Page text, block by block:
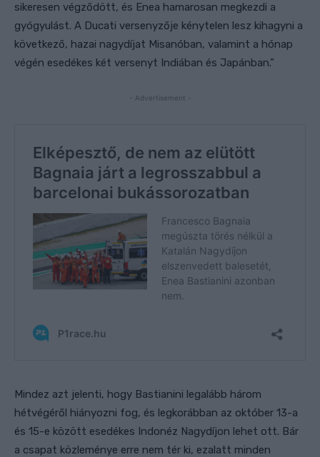
sikeresen végződött, és Enea hamarosan megkezdi a
gyógyulást. A Ducati versenyzője kénytelen lesz kihagyni a
következő, hazai nagydíjat Misanóban, valamint a hónap
végén esedékes két versenyt Indiában és Japánban.”
- Advertisement -
Mindez azt jelenti, hogy Bastianini legalább három
hétvégéről hiányozni fog, és legkorábban az október 13-a
és 15-e között esedékes Indonéz Nagydíjon lehet ott. Bár
a csapat közleménye erre nem tér ki, ezalatt minden